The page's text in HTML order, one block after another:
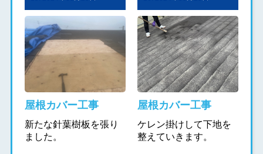
屋根カバー工事
新たな針葉樹板を張り
ました。
屋根カバー工事
ケレン掛けして下地を
整えていきます。